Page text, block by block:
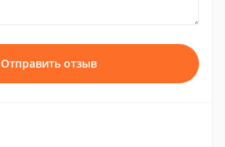
Отправить отзыв